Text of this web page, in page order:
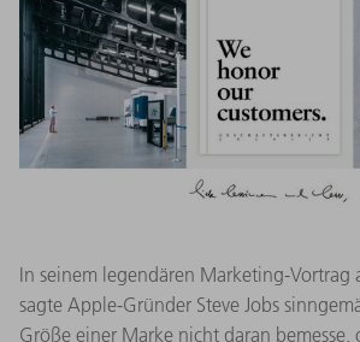
In seinem legendären Marketing-Vortrag
sagte Apple-Gründer Steve Jobs
Größe einer Marke nicht daran bemesse,